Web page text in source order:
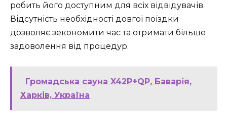
робить його доступним для всіх відвідувачів.
Відсутність необхідності довгої поїздки
дозволяє зекономити час та отримати більше
задоволення від процедур.
Громадська сауна X42P+QP, Баварія,
Харків, Україна